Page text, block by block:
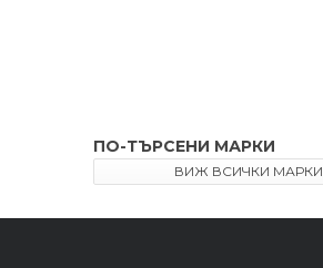
ПО-ТЪРСЕНИ МАРКИ
ВИЖ ВСИЧКИ МАРКИ